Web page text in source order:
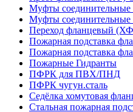
Муфты
Муфты
Переход фланцевый
Пожарная подставка
Пожарная подставка
Пожарные Гидранты
ПФРК для ПВХ/ПНД
ПФРК чугун.сталь
Седёлка хомутовая
Стальная пожарная